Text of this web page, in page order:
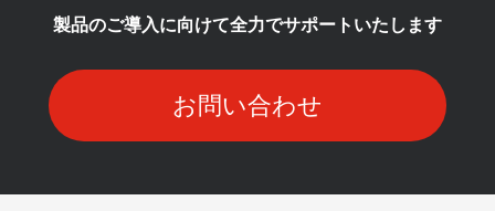
製品のご導入に向けて全力でサポートいたします
お問い合わせ